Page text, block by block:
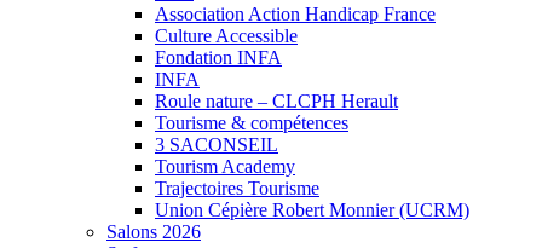
Association Action Handicap France
Culture Accessible
Fondation INFA
INFA
Roule nature – CLCPH Herault
Tourisme & compétences
3 SACONSEIL
Tourism Academy
Trajectoires Tourisme
Union Cépière Robert Monnier (UCRM)
Salons 2026